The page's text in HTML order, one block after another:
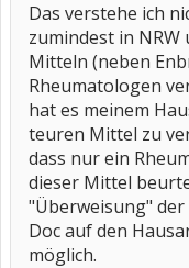
Das verstehe ich
zumindest in NRW
Mitteln (neben
Rheumatologen
hat es meinem
teuren Mittel zu
dass nur ein
dieser Mittel
"Überweisung"
Doc auf den
möglich.